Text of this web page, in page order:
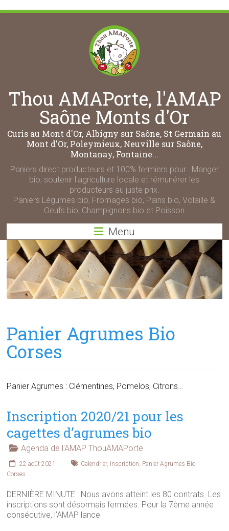
Thou AMAPorte, l'AMAP
Saône Monts d'Or
Curis au Mont d'Or, Albigny sur Saône, St Germain au
Mont d'Or, Poleymieux, Neuville sur Saône,
Montanay, Fontaine...
Paniers direct producteurs et 100% fermiers pour : Manger
bio, soutenir l'agriculture locale et rémunérer les
producteurs au juste prix.
Paniers Légumes bio, Fromages bio, Pains bio, Volaille &
Oeufs bio, Champignons bio et Poisson
Menu
Panier Agrumes Bio
Corses
Panier Agrumes : Clémentines, Pomelos, Citrons…
Inscription 2020/21 pour les
cagettes d’agrumes bio
Agenda de l'AMAP ThouAMAPorte
22 août 2021 Calendrier, Inscription, Panier Agrumes Bio
Corses
DERNIÈRE MINUTE : Nous avons atteint les 80 contrats. Les
inscriptions sont désormais fermées. Pour la 7ème année
consécutive, l’AMAP lance